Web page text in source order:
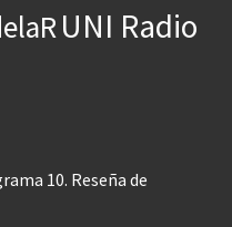
UNI Radio
10. Reseña de